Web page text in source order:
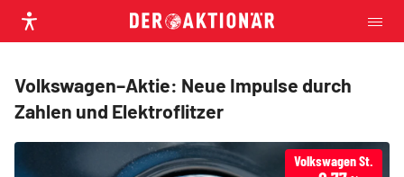
Volkswagen–Aktie: Neue Impulse durch
Zahlen und Elektroflitzer
Volkswagen St.